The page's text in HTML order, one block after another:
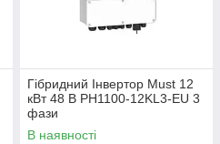
Гібридний Інвертор Must 12
кВт 48 В PH1100-12KL3-EU 3
фази
В наявності